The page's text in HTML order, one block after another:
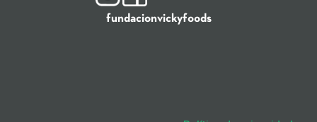
fundacionvickyfoods